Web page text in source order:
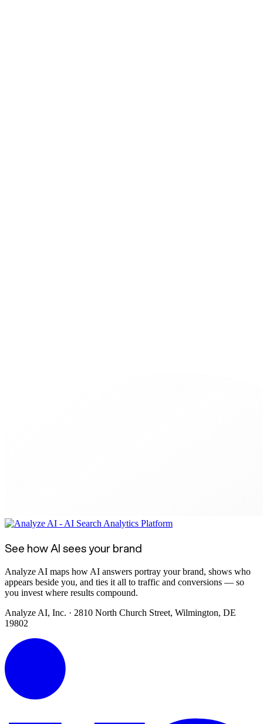
See how AI sees your brand
Analyze AI maps how AI answers portray your brand, shows who
appears beside you, and ties it all to traffic and conversions — so
you invest where results compound.
Analyze AI, Inc. · 2810 North Church Street, Wilmington, DE
19802